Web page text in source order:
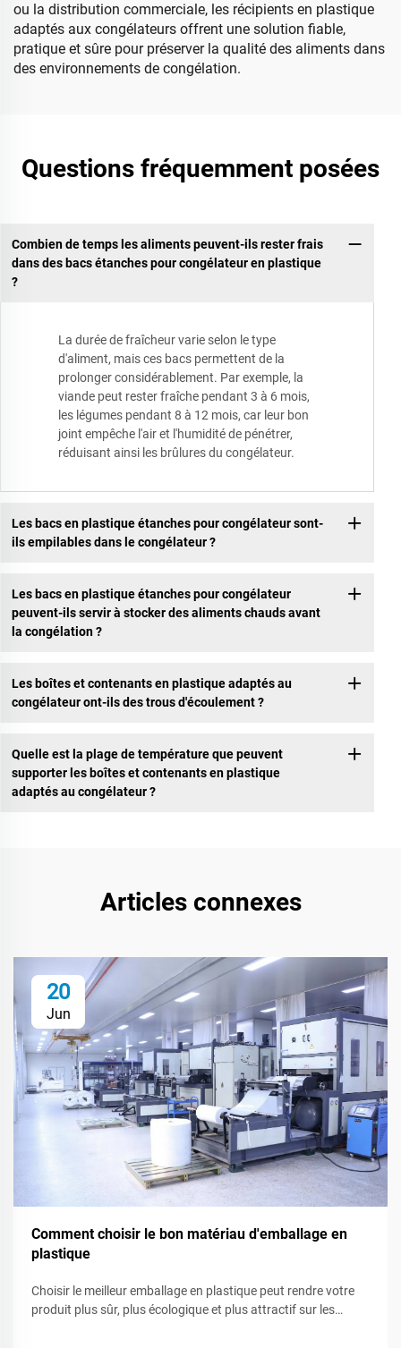
ou la distribution commerciale, les récipients en plastique
adaptés aux congélateurs offrent une solution fiable,
pratique et sûre pour préserver la qualité des aliments dans
des environnements de congélation.
Questions fréquemment posées
Combien de temps les aliments peuvent-ils rester frais
dans des bacs étanches pour congélateur en plastique
?
La durée de fraîcheur varie selon le type
d'aliment, mais ces bacs permettent de la
prolonger considérablement. Par exemple, la
viande peut rester fraîche pendant 3 à 6 mois,
les légumes pendant 8 à 12 mois, car leur bon
joint empêche l'air et l'humidité de pénétrer,
réduisant ainsi les brûlures du congélateur.
Les bacs en plastique étanches pour congélateur sont-
ils empilables dans le congélateur ?
Les bacs en plastique étanches pour congélateur
peuvent-ils servir à stocker des aliments chauds avant
la congélation ?
Les boîtes et contenants en plastique adaptés au
congélateur ont-ils des trous d'écoulement ?
Quelle est la plage de température que peuvent
supporter les boîtes et contenants en plastique
adaptés au congélateur ?
Articles connexes
20
Jun
Comment choisir le bon matériau d'emballage en
plastique
Choisir le meilleur emballage en plastique peut rendre votre
produit plus sûr, plus écologique et plus attractif sur les